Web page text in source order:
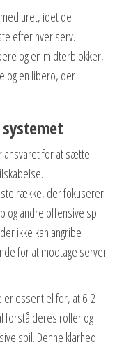
uret, idet de
efter hver serv.
og en midterblokker,
og en libero, der
for at sætte
række, der fokuserer
og andre offensive spil.
ikke kan angribe
for at modtage server
er essentiel for, at 6-2
forstå deres roller og
spil. Denne klarhed